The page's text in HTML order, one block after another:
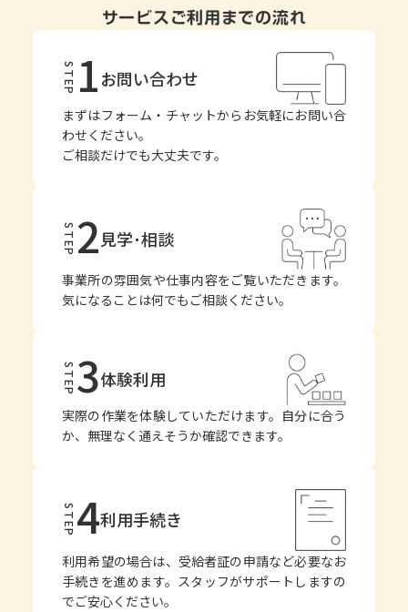
サービスご利用までの流れ
STEP 1お問い合わせ
まずはフォーム・チャットからお気軽にお問い合
わせください。
ご相談だけでも大丈夫です。
STEP2見学･相談
事業所の雰囲気や仕事内容をご覧いただきます。
気になることは何でもご相談ください。
STEP3体験利用
実際の作業を体験していただけます。自分に合う
か、無理なく通えそうか確認できます。
STEP4利用手続き
利用希望の場合は、受給者証の申請など必要なお
手続きを進めます。スタッフがサポートしますの
でご安心ください。